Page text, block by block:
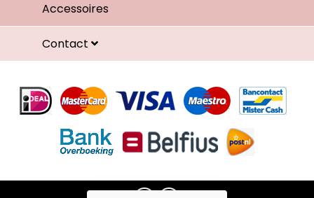
Accessoires
Contact